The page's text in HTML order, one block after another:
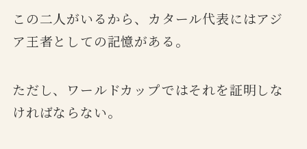
この二人がいるから、カタール代表にはアジ
ア王者としての記憶がある。
ただし、ワールドカップではそれを証明しな
ければならない。